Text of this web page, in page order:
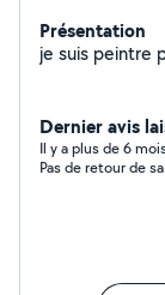
Présentation
je suis peintre
Dernier avis
Il y a plus de 6
Pas de retour de